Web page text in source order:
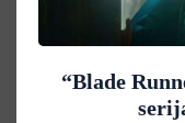
“Blade